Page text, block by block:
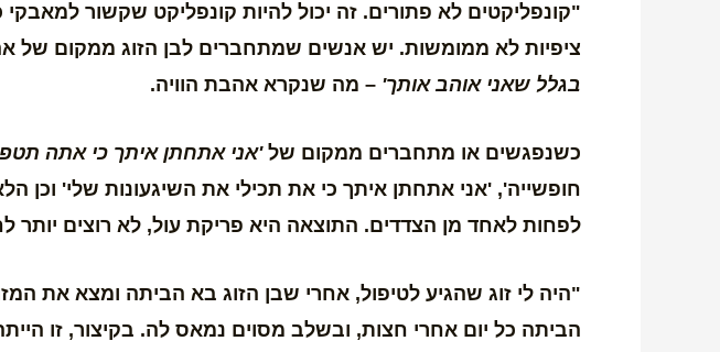
"קונפליקטים לא פתורים. זה יכול להיות קונפליקט שקשור
ציפיות לא ממומשות. יש אנשים שמתחברים לבן הזוג ממקום של
בגלל שאני אוהב אותך' – מה שנקרא אהבת הוויה.
כשנפגשים או מתחברים ממקום של'אני אתחתן איתך כי אתה
חופשייה', 'אני אתחתן איתך כי את תכילי את השיגעונות שלי'
לפחות לאחד מן הצדדים. התוצאה היא פריקת עול, לא רוצים יותר
"היה לי זוג שהגיע לטיפול, אחרי שבן הזוג בא הביתה ומצא את
הביתה כל יום אחרי חצות, ובשלב מסוים נמאס לה. בקיצור, זו